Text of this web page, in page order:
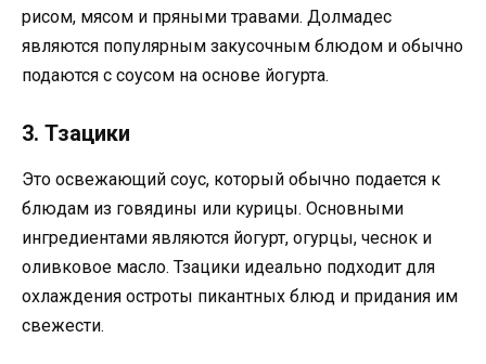
рисом, мясом и пряными травами. Долмадес
являются популярным закусочным блюдом и обычно
подаются с соусом на основе йогурта.
3. Тзацики
Это освежающий соус, который обычно подается к
блюдам из говядины или курицы. Основными
ингредиентами являются йогурт, огурцы, чеснок и
оливковое масло. Тзацики идеально подходит для
охлаждения остроты пикантных блюд и придания им
свежести.